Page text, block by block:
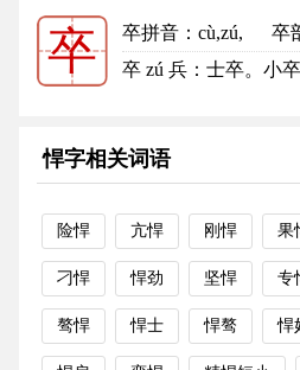
卒 卒拼音 ：cù,zú, 卒
8
卒的笔顺
卒 zú 兵：士卒。小
悍字相关词语
险悍 亢悍 刚悍 果
刁悍 悍劲 坚悍 专
骜悍 悍士 悍骜 悍